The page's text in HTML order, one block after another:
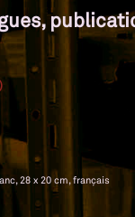
28 x 20 cm, français